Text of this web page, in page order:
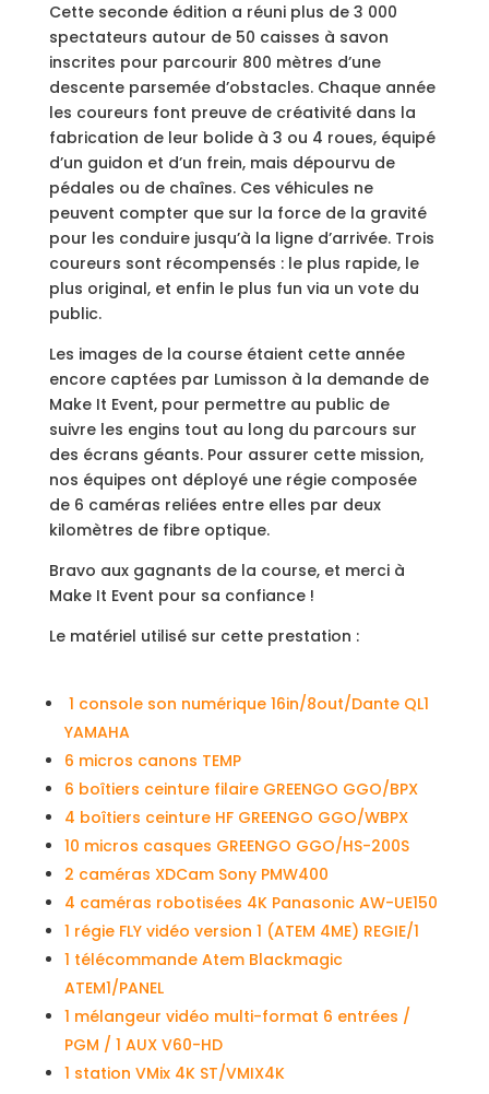
Cette seconde édition a réuni plus de 3 000
spectateurs autour de 50 caisses à savon
inscrites pour parcourir 800 mètres d’une
descente parsemée d’obstacles. Chaque année
les coureurs font preuve de créativité dans la
fabrication de leur bolide à 3 ou 4 roues, équipé
d’un guidon et d’un frein, mais dépourvu de
pédales ou de chaînes. Ces véhicules ne
peuvent compter que sur la force de la gravité
pour les conduire jusqu’à la ligne d’arrivée. Trois
coureurs sont récompensés : le plus rapide, le
plus original, et enfin le plus fun via un vote du
public.
Les images de la course étaient cette année
encore captées par Lumisson à la demande de
Make It Event, pour permettre au public de
suivre les engins tout au long du parcours sur
des écrans géants. Pour assurer cette mission,
nos équipes ont déployé une régie composée
de 6 caméras reliées entre elles par deux
kilomètres de fibre optique.
Bravo aux gagnants de la course, et merci à
Make It Event pour sa confiance !
Le matériel utilisé sur cette prestation :
1 console son numérique 16in/8out/Dante QL1
YAMAHA
6 micros canons TEMP
6 boîtiers ceinture filaire GREENGO GGO/BPX
4 boîtiers ceinture HF GREENGO GGO/WBPX
10 micros casques GREENGO GGO/HS-200S
2 caméras XDCam Sony PMW400
4 caméras robotisées 4K Panasonic AW-UE150
1 régie FLY vidéo version 1 (ATEM 4ME) REGIE/1
1 télécommande Atem Blackmagic
ATEM1/PANEL
1 mélangeur vidéo multi-format 6 entrées /
PGM / 1 AUX V60-HD
1 station VMix 4K ST/VMIX4K